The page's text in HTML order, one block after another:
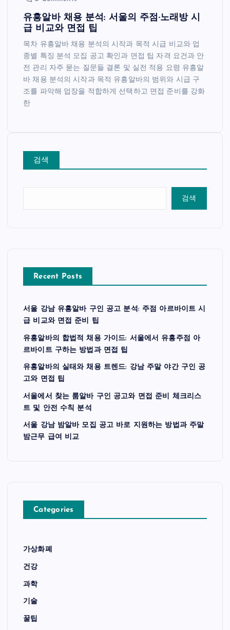
유흥알바 채용 분석: 서울의 주점·노래방 시
급 비교와 면접 팁
목차 유흥알바 채용 분석의 시작과 목적 시급 비교와 업
종별 특징 분석 모집 공고 확인과 면접 팁 자격 요건과 안
전 관리 자주 묻는 질문들 결론 및 실전 적용 요령 유흥알
바 채용 분석의 시작과 목적 유흥알바의 범위와 시급 구
조를 파악해 업장을 적합하게 선택하고 면접 준비를 강화
한
검색
검색
Recent Posts
서울 강남 유흥알바 구인 공고 분석: 주점 아르바이트 시
급 비교와 면접 준비 팁
유흥알바의 합법적 채용 가이드: 서울에서 유흥주점 아
르바이트 구하는 방법과 면접 팁
유흥알바의 실태와 채용 트렌드: 강남 주말 야간 구인 공
고와 면접 팁
서울에서 찾는 룸알바 구인 공고와 면접 준비 체크리스
트 및 안전 수칙 분석
서울 강남 밤알바 모집 공고 바로 지원하는 방법과 주말
밤근무 급여 비교
Categories
가상화폐
건강
과학
기술
꿀팁